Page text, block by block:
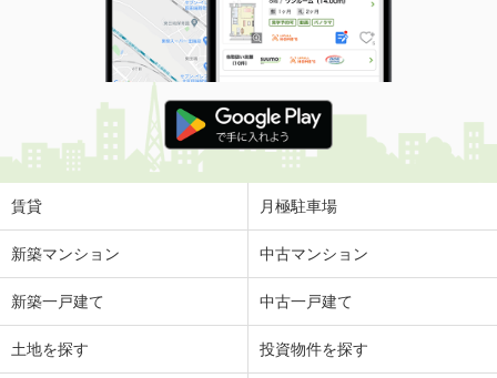
賃貸 月極駐車場
新築マンション 中古マンション
新築一戸建て 中古一戸建て
土地を探す 投資物件を探す